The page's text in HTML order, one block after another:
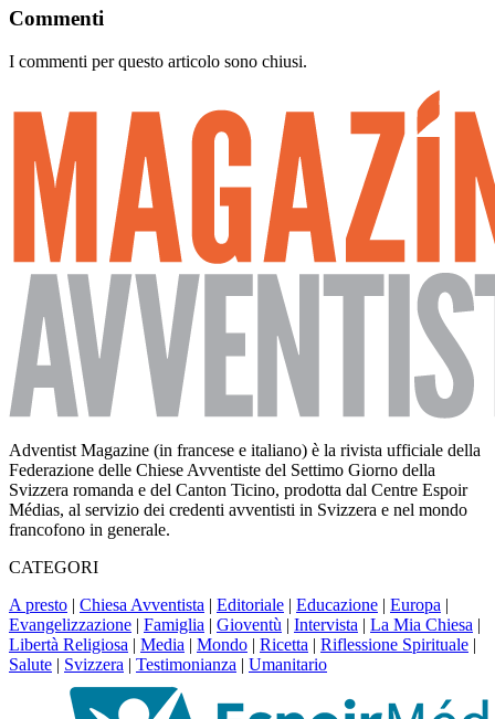
Commenti
I commenti per questo articolo sono chiusi.
Adventist Magazine (in francese e italiano) è la rivista ufficiale della
Federazione delle Chiese Avventiste del Settimo Giorno della
Svizzera romanda e del Canton Ticino, prodotta dal Centre Espoir
Médias, al servizio dei credenti avventisti in Svizzera e nel mondo
francofono in generale.
CATEGORI
A presto | Chiesa Avventista | Editoriale | Educazione | Europa |
Evangelizzazione | Famiglia | Gioventù | Intervista | La Mia Chiesa |
Libertà Religiosa | Media | Mondo | Ricetta | Riflessione Spirituale |
Salute | Svizzera | Testimonianza | Umanitario